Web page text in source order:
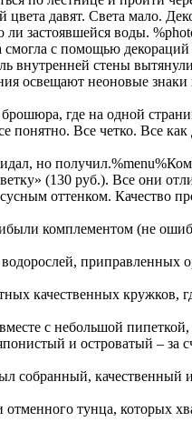
давят. Света мало.
застоявшейся воды.
с помощью декораций
стены
освещают неоновые знаки
где на одной
понятно. Все четко. Все
но
(130 руб.). Все они
оттенком. Качество
комплементом (не
приправленных
качественных кружков,
с небольшой
и островатый – за
собранный, качественный
тунца, которых